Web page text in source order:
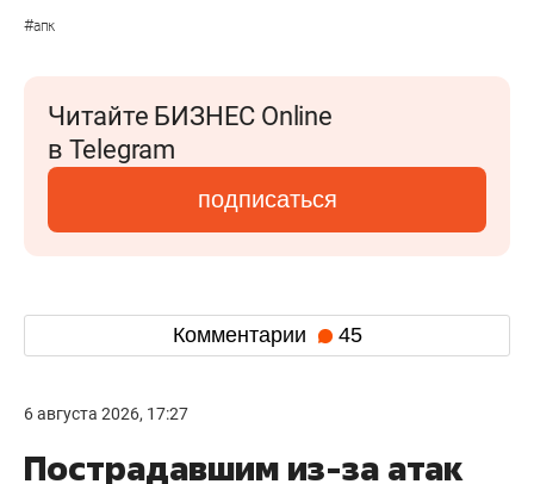
#апк
Читайте БИЗНЕС Online
в Telegram
подписаться
Комментарии 45
6 августа 2026, 17:27
Пострадавшим из-за атак